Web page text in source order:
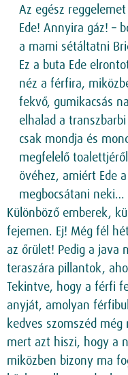
Az egész
Ede! Annyira gáz! –
a mami sétáltatni
Ez a buta Ede
néz a férfira,
fekvő, gumikacsás
elhalad a
csak mondja és
megfelelő
övéhez, amiért Ede
megbocsátani neki…
Különböző emberek,
fejemen. Ej! Még fél
az őrület! Pedig a java
teraszára pillantok,
Tekintve, hogy a férfi
anyját, amolyan
kedves szomszéd
mert azt hiszi, hogy a
miközben bizony ma